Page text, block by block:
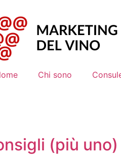
Chi sono
(più uno)